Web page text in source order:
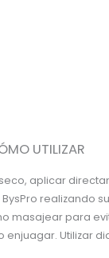
UTILIZAR
aplicar
realizando
masajear para
enjuagar. Utilizar